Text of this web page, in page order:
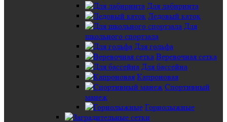
Для лабиринта
Ледовый каток
Для
школьного спортзала
Для гольфа
Веревочная сетка
Для бассейна
Капроновая
Спортивный
манеж
Горнолыжные